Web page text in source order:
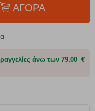
ΑΓΟΡΑ
άνω των 79,00 €